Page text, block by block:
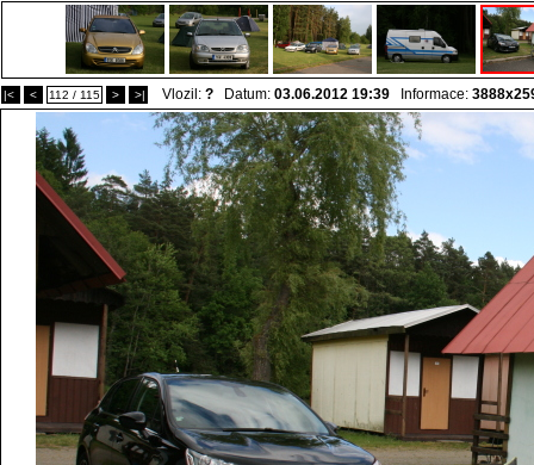
|< < 112 / 115 > >| Vlozil: ? Datum: 03.06.2012 19:39 Informace: